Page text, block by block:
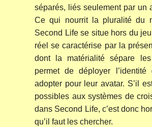
séparés, liés seulement par un
Ce qui nourrit la pluralité du
Second Life se situe hors du
réel se caractérise par la
dont la matérialité sépare
permet de déployer l’identité
adopter pour leur avatar. S’il
possibles aux systèmes de
dans Second Life, c’est donc
qu’il faut les chercher.